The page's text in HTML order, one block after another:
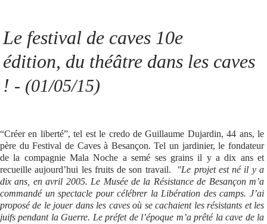
Avignon 2026
Agenda
Abonnement ▼
Se connecter
Le festival de caves 10e
édition, du théâtre dans les caves
! - (01/05/15)
“Créer en liberté”, tel est le credo de Guillaume Dujardin, 44 ans, le
père du Festival de Caves à Besançon. Tel un jardinier, le fondateur
de la compagnie Mala Noche a semé ses grains il y a dix ans et
recueille aujourd’hui les fruits de son travail.
"Le projet est né il y a
dix ans, en avril 2005. Le Musée de la Résistance de Besançon m’a
commandé un spectacle pour célébrer la Libération des camps. J’ai
proposé de le jouer dans les caves où se cachaient les résistants et les
juifs pendant la Guerre. Le préfet de l’époque m’a prêté la cave de la